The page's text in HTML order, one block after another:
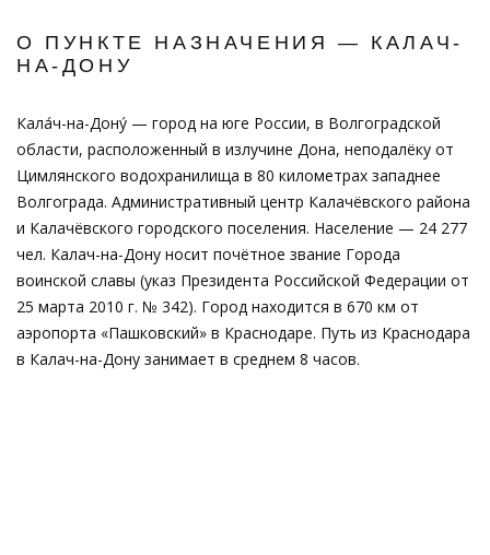
О ПУНКТЕ НАЗНАЧЕНИЯ — КАЛАЧ-
НА-ДОНУ
Кала́ч-на-Дону́ — город на юге России, в Волгоградской
области, расположенный в излучине Дона, неподалёку от
Цимлянского водохранилища в 80 километрах западнее
Волгограда. Административный центр Калачёвского района
и Калачёвского городского поселения. Население — 24 277
чел. Калач-на-Дону носит почётное звание Города
воинской славы (указ Президента Российской Федерации от
25 марта 2010 г. № 342). Город находится в 670 км от
аэропорта «Пашковский» в Краснодаре. Путь из Краснодара
в Калач-на-Дону занимает в среднем 8 часов.